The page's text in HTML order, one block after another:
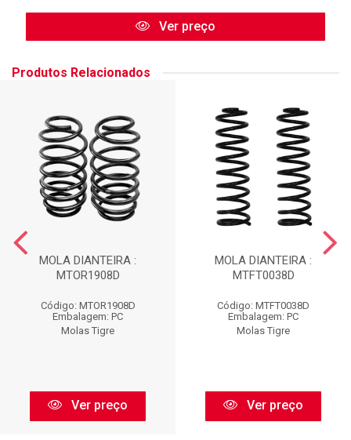
Ver preço
Produtos Relacionados
MOLA DIANTEIRA :
MTOR1908D
Código: MTOR1908D
Embalagem: PC
Molas Tigre
Ver preço
MOLA DIANTEIRA :
MTFT0038D
Código: MTFT0038D
Embalagem: PC
Molas Tigre
Ver preço